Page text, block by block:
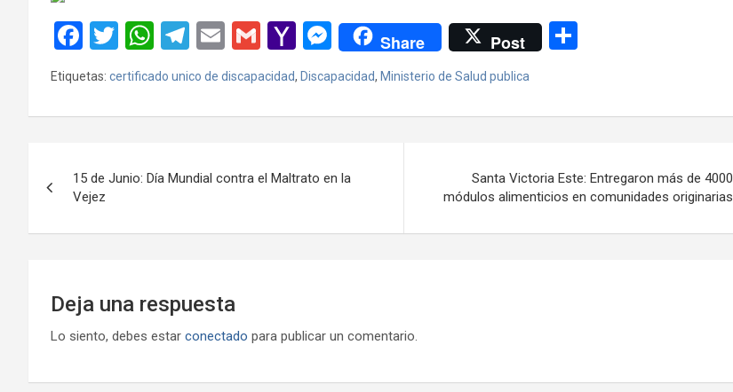
F
a
ce
b
o
k
T
wi
tt
er
W
h
at
s
p
T
el
e
gr
m
E
m
ail
G
m
ail
Y
a
h
o
M
M
es
se
n
er
Share Post
p
tir
Etiquetas: certificado unico de discapacidad, Discapacidad, Ministerio de Salud publica
de
entradas
15 de Junio: Día Mundial contra el Maltrato en la
Vejez
Santa Victoria Este: Entregaron más de 4000
módulos alimenticios en comunidades originarias
Deja una respuesta
Lo siento, debes estar conectado para publicar un comentario.